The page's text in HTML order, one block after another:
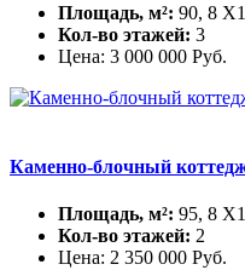
Площадь, м²: 90, 8
Кол-во этажей: 3
Цена: 3 000 000 Руб.
Каменно-блочный
Площадь, м²: 95, 8
Кол-во этажей: 2
Цена: 2 350 000 Руб.